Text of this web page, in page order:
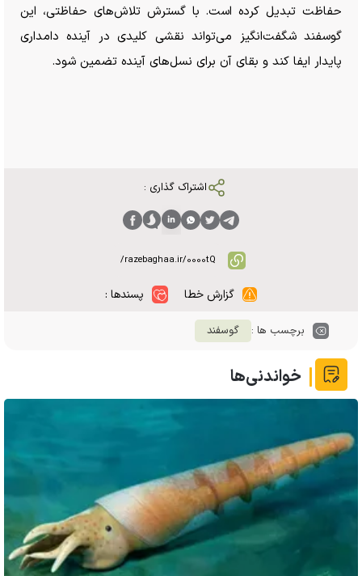
حفاظت تبدیل کرده است. با گسترش تلاش‌های حفاظتی، این
گوسفند شگفت‌انگیز می‌تواند نقشی کلیدی در آینده دامداری
پایدار ایفا کند و بقای آن برای نسل‌های آینده تضمین شود.
اشتراک گذاری :
گزارش خطا پسندها :
برچسب ها : گوسفند
خواندنی‌ها